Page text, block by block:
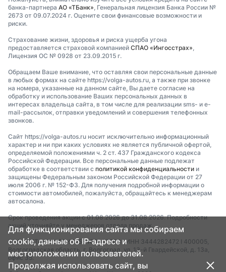
банка-партнера АО «ТБанк» , Генеральная лицензия Банка России №
2673 от 09.07.2024 г. Оцените свои финансовые возможности и
риски.
Страхование жизни, здоровья и риска ущерба угона
предоставляется страховой компанией СПАО «Ингосстрах»
Лицензия ОС № 0928 от 23.09.2015 г.
Обращаем Ваше внимание, что оставляя свои персональные данные
в любых формах на сайте https://volga-autos.ru, а также при звонке
на номера, указанные на данном сайте, Вы даете согласие на
обработку и использование Ваших персональных данных в
интересах владельца сайта, в том числе для реализации sms- и e-
mail-рассылок, отправки уведомлений и совершения телефонных
звонков.
Сайт https://volga-autos.ru носит исключительно информационный
характер и ни при каких условиях не является публичной офертой,
определяемой положениями ч. 2 ст. 437 Гражданского кодекса
Российской Федерации. Все персональные данные подлежат
обработке в соответствии с политикой конфиденциальности и
защищены Федеральным законом Российской Федерации от 27
июля 2006 г. № 152-ФЗ. Для получения подробной информации о
стоимости автомобилей, пожалуйста, обращайтесь к менеджерам
автосалона.
Срок проведения акции с 01.08.2026 до 31.08.2026. Подробности
акций уточняйте у менеджеров отдела продаж.
ООО "ТИТАН" I ОГРН 1253400007783 I ИНН 3444282472 I 400005,
Волгоградская область, г. Волгоград, ул. 13-й Гвардейской, д. 13а,
офис 35.
Для функционирования сайта мы собираем
cookie, данные об IP-адресе и
местоположении пользователей.
Продолжая использовать сайт, вы